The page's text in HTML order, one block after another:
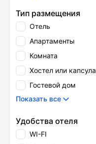
Тип размещения
Отель
Апартаменты
Комната
Хостел или капсула
Гостевой дом
Показать все
Удобства отеля
WI-FI